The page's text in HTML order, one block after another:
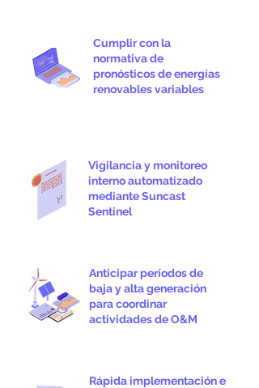
Cumplir con la
normativa de
pronósticos de energías
renovables variables
Vigilancia y monitoreo
interno automatizado
mediante Suncast
Sentinel
Anticipar períodos de
baja y alta generación
para coordinar
actividades de O&M
Rápida implementación e